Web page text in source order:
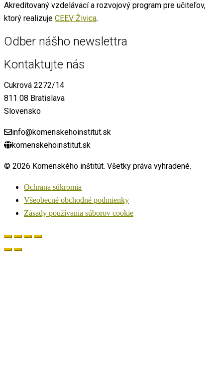
Akreditovaný vzdelávací a rozvojový program pre učiteľov,
ktorý realizuje CEEV Živica.
Odber nášho newslettra
Kontaktujte nás
Cukrová 2272/14
811 08 Bratislava
Slovensko
info@komenskehoinstitut.sk
komenskehoinstitut.sk
© 2026 Komenského inštitút. Všetky práva vyhradené.
Ochrana súkromia
Všeobecné obchodné podmienky
Zásady používania súborov cookie